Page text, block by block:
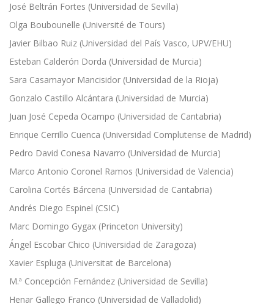
José Beltrán Fortes (Universidad de Sevilla)
Olga Boubounelle (Université de Tours)
Javier Bilbao Ruiz (Universidad del País Vasco, UPV/EHU)
Esteban Calderón Dorda (Universidad de Murcia)
Sara Casamayor Mancisidor (Universidad de la Rioja)
Gonzalo Castillo Alcántara (Universidad de Murcia)
Juan José Cepeda Ocampo (Universidad de Cantabria)
Enrique Cerrillo Cuenca (Universidad Complutense de Madrid)
Pedro David Conesa Navarro (Universidad de Murcia)
Marco Antonio Coronel Ramos (Universidad de Valencia)
Carolina Cortés Bárcena (Universidad de Cantabria)
Andrés Diego Espinel (CSIC)
Marc Domingo Gygax (Princeton University)
Ángel Escobar Chico (Universidad de Zaragoza)
Xavier Espluga (Universitat de Barcelona)
M.ª Concepción Fernández (Universidad de Sevilla)
Henar Gallego Franco (Universidad de Valladolid)